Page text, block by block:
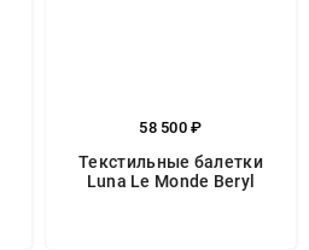
58 500 ₽
Текстильные балетки
Luna Le Monde Beryl